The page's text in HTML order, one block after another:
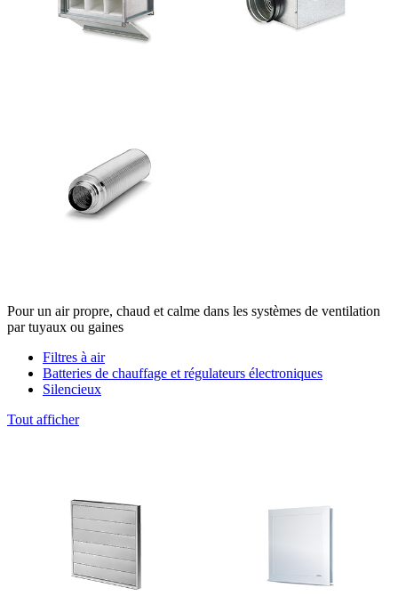
Pour un air propre, chaud et calme dans les systèmes de ventilation
par tuyaux ou gaines
Filtres à air
Batteries de chauffage et régulateurs électroniques
Silencieux
Tout afficher